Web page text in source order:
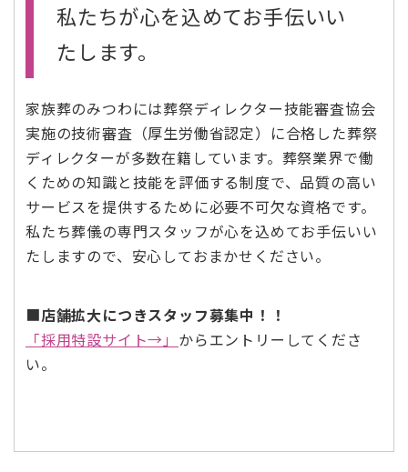
私たちが心を込めてお手伝いい
たします。
家族葬のみつわには葬祭ディレクター技能審査協会
実施の技術審査（厚生労働省認定）に合格した葬祭
ディレクターが多数在籍しています。葬祭業界で働
くための知識と技能を評価する制度で、品質の高い
サービスを提供するために必要不可欠な資格です。
私たち葬儀の専門スタッフが心を込めてお手伝いい
たしますので、安心しておまかせください。
■店舗拡大につきスタッフ募集中！！
「採用特設サイト→」 からエントリーしてくださ
い。